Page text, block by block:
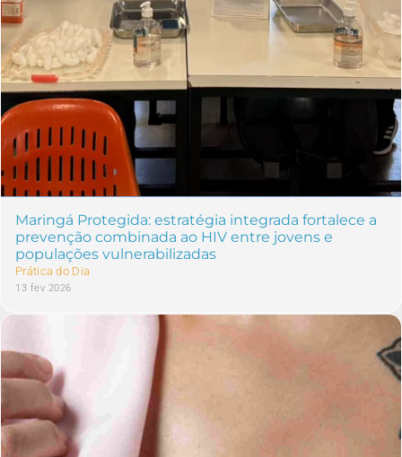
Maringá Protegida: estratégia integrada fortalece a
prevenção combinada ao HIV entre jovens e
populações vulnerabilizadas
Prática do Dia
13 fev 2026